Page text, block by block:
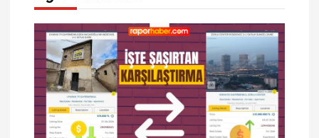
g
e
z